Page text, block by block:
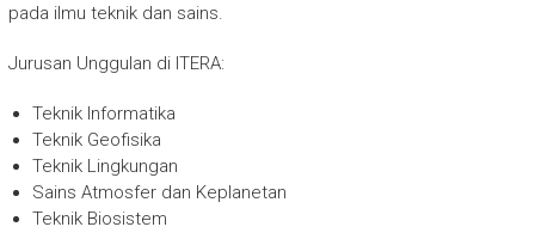
pada ilmu teknik dan sains.
Jurusan Unggulan di ITERA:
Teknik Informatika
Teknik Geofisika
Teknik Lingkungan
Sains Atmosfer dan Keplanetan
Teknik Biosistem